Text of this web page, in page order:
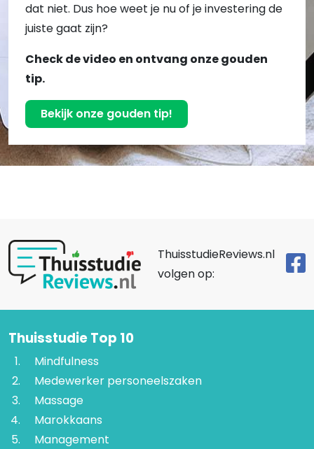
dat niet. Dus hoe weet je nu of je investering de
juiste gaat zijn?
Check de video en ontvang onze gouden
tip.
Bekijk onze gouden tip!
ThuisstudieReviews.nl
volgen op:
Thuisstudie Top 10
Mindfulness
Medewerker personeelszaken
Massage
Marokkaans
Management